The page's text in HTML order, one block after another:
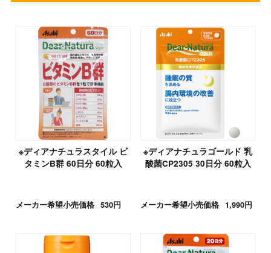
※ディアナチュラスタイル ビ
タミンB群 60日分 60粒入
メーカー希望小売価格 530円
※ディアナチュラゴールド 乳
酸菌CP2305 30日分 60粒入
メーカー希望小売価格 1,990円